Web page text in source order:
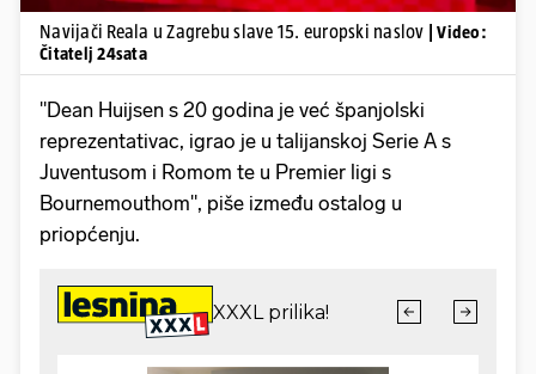
Navijači Reala u Zagrebu slave 15. europski naslov
| Video:
Čitatelj 24sata
"Dean Huijsen s 20 godina je već španjolski
reprezentativac, igrao je u talijanskoj Serie A s
Juventusom i Romom te u Premier ligi s
Bournemouthom", piše između ostalog u
priopćenju.